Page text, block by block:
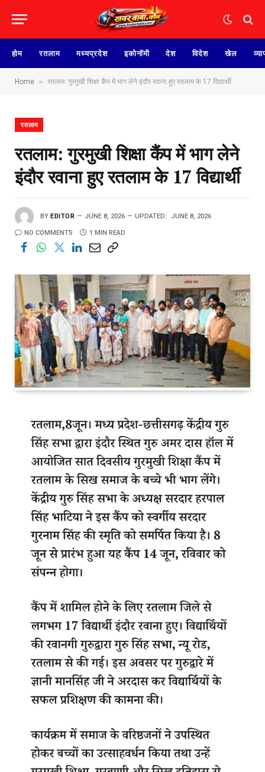
होम रतलाम मध्यप्रदेश इकोनॉमी देश विदेश खेल
Home » रतलाम: गुरमुखी शिक्षा कैंप में भाग लेने इंदौर रवाना हुए रतलाम के 17 विद्यार्थी
रतलाम
रतलाम: गुरमुखी शिक्षा कैंप में भाग लेने
इंदौर रवाना हुए रतलाम के 17 विद्यार्थी
BY EDITOR JUNE 8, 2026 UPDATED: JUNE 8, 2026
NO COMMENTS 1 MIN READ